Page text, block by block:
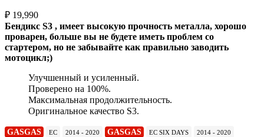
₽ 19,990
Бендикс S3 , имеет высокую прочность металла, хорошо
проварен, больше вы не будете иметь проблем со
стартером, но не забывайте как правильно заводить
мотоцикл;)
Улучшенный и усиленный.
Проверено на 100%.
Максимальная продолжительность.
Оригинальное качество S3.
GASGAS EC 2014 - 2020 GASGAS EC SIX DAYS 2014 - 2020